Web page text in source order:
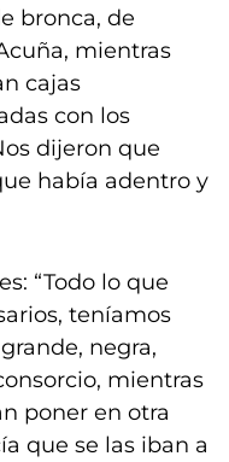
bronca, de
mientras
cajas
con los
dijeron que
había adentro y
“Todo lo que
teníamos
negra,
mientras
poner en otra
que se las iban a